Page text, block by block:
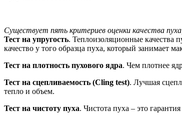
Существует пять критериев оценки качества
Тест на упругость. Теплоизоляционные качества
качество у того образца пуха, который занимает
Тест на плотность пухового ядра. Чем плотнее
Тест на сцепливаемость (Cling test). Лучшая
тепло и объем.
Тест на чистоту пуха. Чистота пуха – это